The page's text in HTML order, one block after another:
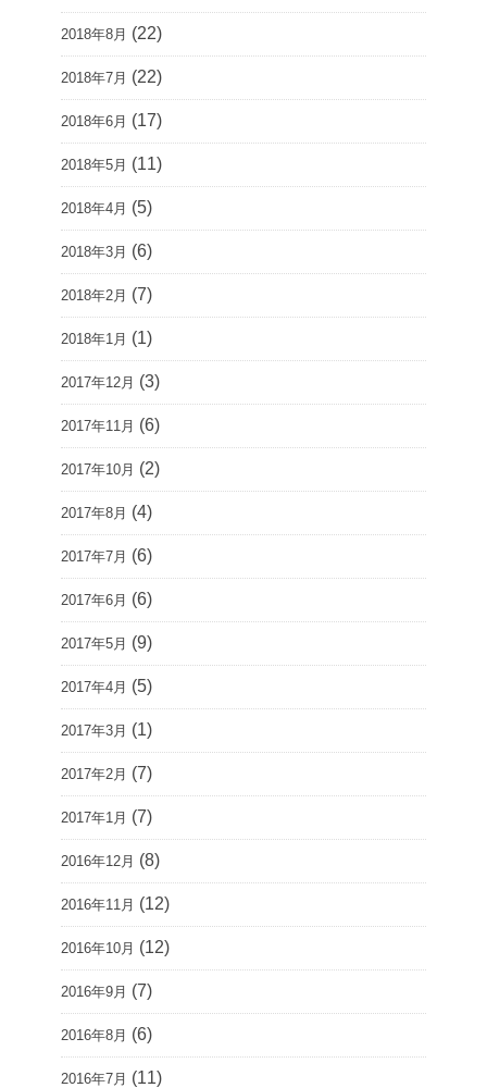
2018年8月 (22)
2018年7月 (22)
2018年6月 (17)
2018年5月 (11)
2018年4月 (5)
2018年3月 (6)
2018年2月 (7)
2018年1月 (1)
2017年12月 (3)
2017年11月 (6)
2017年10月 (2)
2017年8月 (4)
2017年7月 (6)
2017年6月 (6)
2017年5月 (9)
2017年4月 (5)
2017年3月 (1)
2017年2月 (7)
2017年1月 (7)
2016年12月 (8)
2016年11月 (12)
2016年10月 (12)
2016年9月 (7)
2016年8月 (6)
2016年7月 (11)